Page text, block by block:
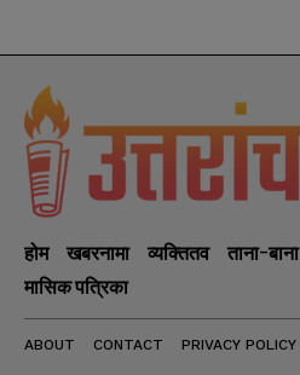
होम खबरनामा व्यक्तितव ताना-बाना
मासिक पत्रिका
ABOUT CONTACT PRIVACY POLICY